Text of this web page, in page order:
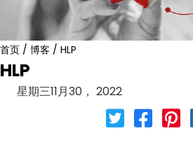
首页 / 博客 / HLP
HLP
星期三11月30， 2022